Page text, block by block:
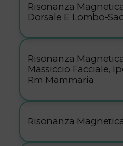
Risonanza
Dorsale E Lombo-
Risonanza
Massiccio Facciale,
Rm Mammaria
Risonanza